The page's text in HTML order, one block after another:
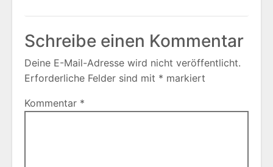
Schreibe einen Kommentar
Deine E-Mail-Adresse wird nicht veröffentlicht.
Erforderliche Felder sind mit * markiert
Kommentar *